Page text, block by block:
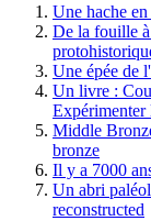
Une hache
De la fouille
Une épée de
Un livre :
Expérimenter
Middle
bronze
Il y a 7000
Un abri
reconstructed